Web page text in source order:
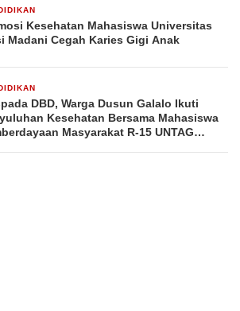
Kesehatan Mahasiswa Universitas
Madani Cegah Karies Gigi Anak
DBD, Warga Dusun Galalo Ikuti
Kesehatan Bersama Mahasiswa
Masyarakat R-15 UNTAG